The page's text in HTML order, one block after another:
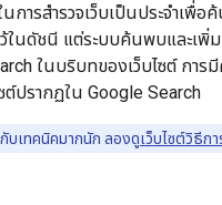
ในการสำรวจเว็บเป็นประจำ
ไว้ในดัชนี แต่ระบบค้นพบและเ
ในบริบทของเว็บไซต์ กา
ต์ปรากฏใน Google Search
กับเทคนิคมากนัก ลองดูเว็บไซต์วิธีก